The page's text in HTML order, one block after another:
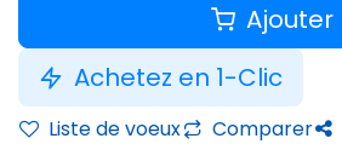
Ajouter
Achetez en 1-Clic
Liste de voeux Comparer